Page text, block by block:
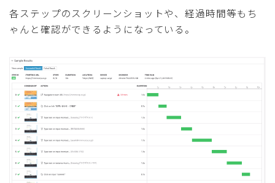
各ステップのスクリーンショットや、経過時間等もち
ゃんと確認ができるようになっている。